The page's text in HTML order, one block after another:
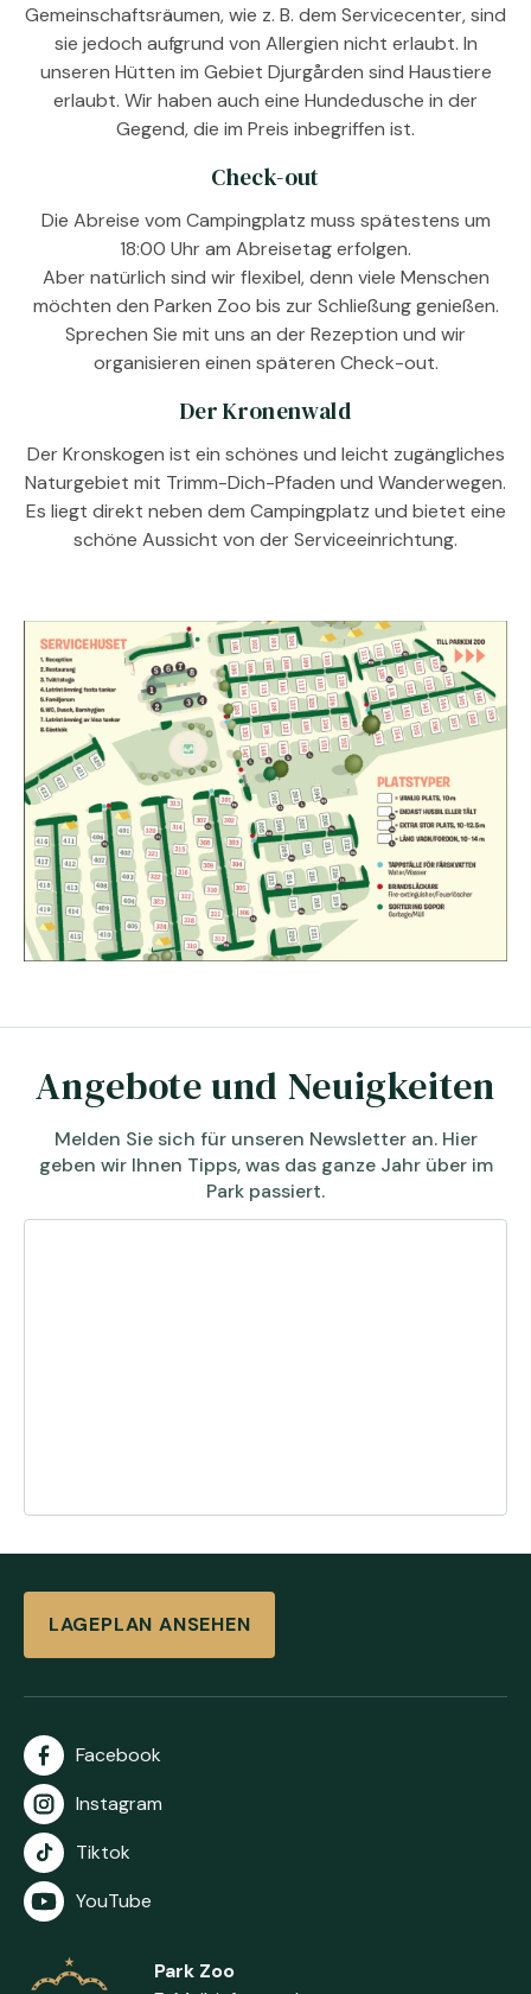
Gemeinschaftsräumen, wie z. B. dem Servicecenter, sind
sie jedoch aufgrund von Allergien nicht erlaubt. In
unseren Hütten im Gebiet Djurgården sind Haustiere
erlaubt. Wir haben auch eine Hundedusche in der
Gegend, die im Preis inbegriffen ist.
Check-out
Die Abreise vom Campingplatz muss spätestens um
18:00 Uhr am Abreisetag erfolgen.
Aber natürlich sind wir flexibel, denn viele Menschen
möchten den Parken Zoo bis zur Schließung genießen.
Sprechen Sie mit uns an der Rezeption und wir
organisieren einen späteren Check-out.
Der Kronenwald
Der Kronskogen ist ein schönes und leicht zugängliches
Naturgebiet mit Trimm-Dich-Pfaden und Wanderwegen.
Es liegt direkt neben dem Campingplatz und bietet eine
schöne Aussicht von der Serviceeinrichtung.
Angebote und Neuigkeiten
Melden Sie sich für unseren Newsletter an. Hier
geben wir Ihnen Tipps, was das ganze Jahr über im
Park passiert.
LAGEPLAN ANSEHEN
Facebook
Instagram
Tiktok
YouTube
Park Zoo